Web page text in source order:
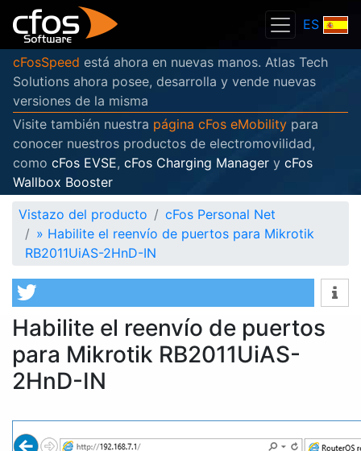
ES
cFosSpeed está ahora en nuevas manos. Atlas Tech
Solutions ahora posee, desarrolla y vende nuevas
versiones de la misma
Visite también nuestra página cFos eMobility para
conocer nuestros productos de electromovilidad,
como cFos EVSE, cFos Charging Manager y cFos
Wallbox Booster
Vistazo del producto
cFos Personal Net
» Habilite el reenvío de puertos para Mikrotik
RB2011UiAS-2HnD-IN
Habilite el reenvío de puertos
para Mikrotik RB2011UiAS-
2HnD-IN